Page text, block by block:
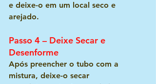
e deixe-o em um local seco e
arejado.
Passo 4 – Deixe Secar e
Desenforme
Após preencher o tubo com a
mistura, deixe-o secar